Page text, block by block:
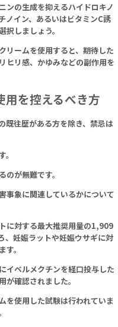
ンの生成を抑えるハイドロキノ
ノイン、あるいはビタミンC誘
しましょう。
リームを使用すると、期待した
ヒリ感、かゆみなどの副作用を
用を控えるべき方
既往歴がある方を除き、禁忌は
が無難です。
事象に関連しているかについて
に対する最大推奨用量の1,909
、妊娠ラットや妊娠ウサギに対
。
イベルメクチンを経口投与した
確認されました。
を使用した試験は行われていま